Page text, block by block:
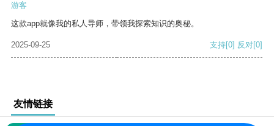
游客
这款app就像我的私人导师，带领我探索知识的奥秘。
2025-09-25 支持[0] 反对[0]
友情链接